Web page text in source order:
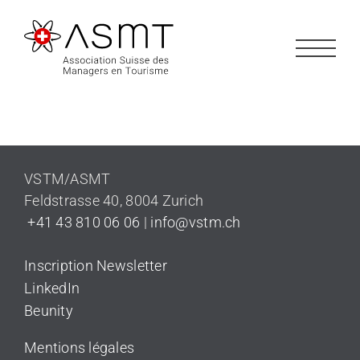
contenu
VSTM/ASMT
Feldstrasse 40, 8004 Zurich
+41 43 810 06 06 | info@vstm.ch
Inscription Newsletter
LinkedIn
Beunity
Mentions légales